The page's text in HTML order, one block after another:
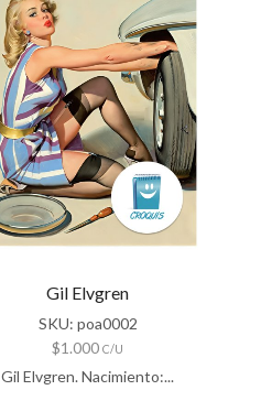
Gil Elvgren
SKU: poa0002
$1.000 C/U
Gil Elvgren. Nacimiento:...